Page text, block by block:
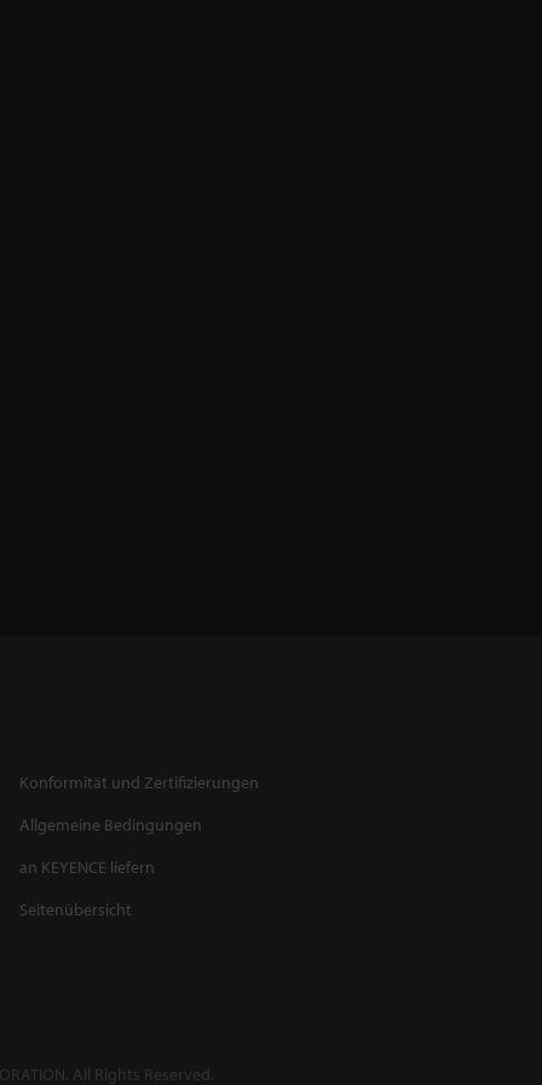
Konformität und Zertifizierungen
Allgemeine Bedingungen
an KEYENCE liefern
Seitenübersicht
All Rights Reserved.